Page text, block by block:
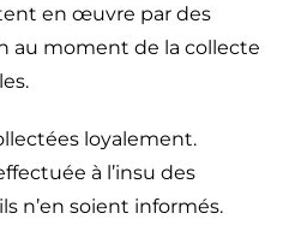
en œuvre par des
au moment de la collecte
loyalement.
à l’insu des
n’en soient informés.